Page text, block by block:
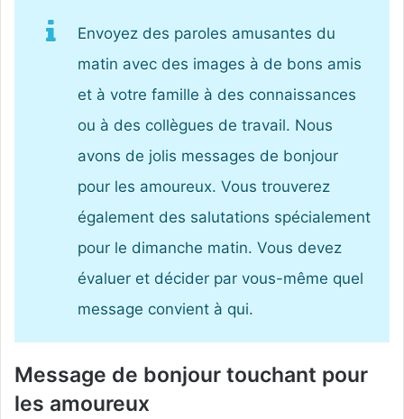
Envoyez des paroles amusantes du
matin avec des images à de bons amis
et à votre famille à des connaissances
ou à des collègues de travail. Nous
avons de jolis messages de bonjour
pour les amoureux. Vous trouverez
également des salutations spécialement
pour le dimanche matin. Vous devez
évaluer et décider par vous-même quel
message convient à qui.
Message de bonjour touchant pour
les amoureux